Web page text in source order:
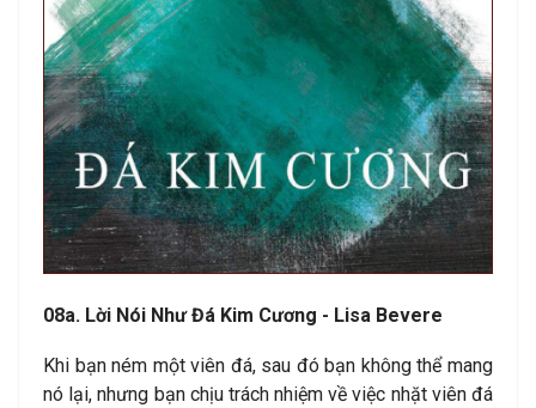
08a. Lời Nói Như Đá Kim Cương - Lisa Bevere
Khi bạn ném một viên đá, sau đó bạn không thể mang
nó lại, nhưng bạn chịu trách nhiệm về việc nhặt viên đá